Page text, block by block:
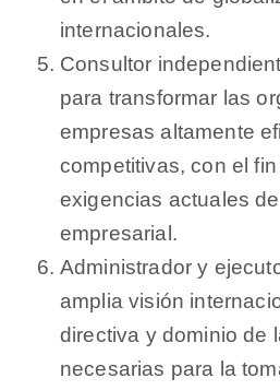
internacionales.
Consultor
para transformar las
empresas altamente
competitivas, con el
exigencias actuales
empresarial.
Administrador y
amplia visión
directiva y dominio de
necesarias para la